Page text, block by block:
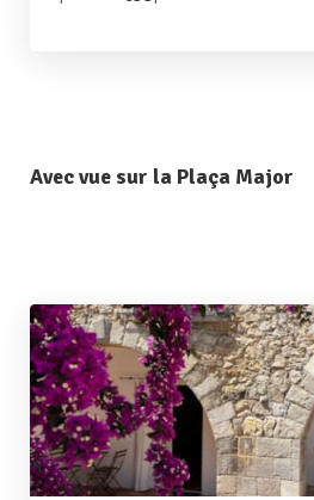
Avec vue sur la Plaça Major